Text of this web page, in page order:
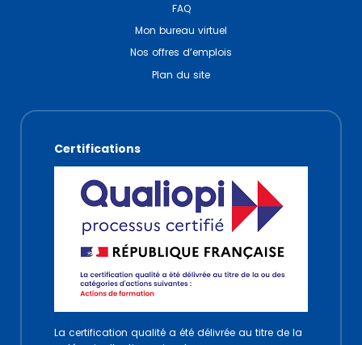
FAQ
Mon bureau virtuel
Nos offres d’emplois
Plan du site
Certifications
La certification qualité a été délivrée au titre de la